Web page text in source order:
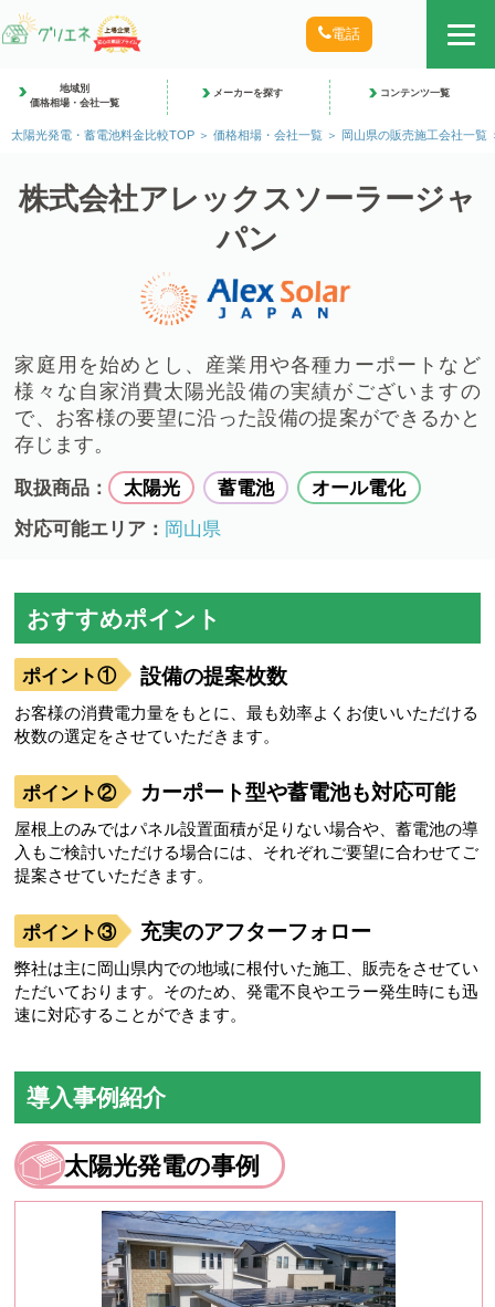
電話
地域別
価格相場・会社一覧
メーカーを探す コンテンツ一覧
太陽光発電・蓄電池料金比較TOP 価格相場・会社一覧 岡山県の販売施工会社一覧
株式会社アレックスソーラージャ
パン
家庭用を始めとし、産業用や各種カーポートなど
様々な自家消費太陽光設備の実績がございますの
で、お客様の要望に沿った設備の提案ができるかと
存じます。
取扱商品： 太陽光 蓄電池
オール電化
対応可能エリア： 岡山県
おすすめポイント
設備の提案枚数
お客様の消費電力量をもとに、最も効率よくお使いいただける
枚数の選定をさせていただきます。
カーポート型や蓄電池も対応可能
屋根上のみではパネル設置面積が足りない場合や、蓄電池の導
入もご検討いただける場合には、それぞれご要望に合わせてご
提案させていただきます。
充実のアフターフォロー
弊社は主に岡山県内での地域に根付いた施工、販売をさせてい
ただいております。そのため、発電不良やエラー発生時にも迅
速に対応することができます。
導入事例紹介
太陽光発電の事例